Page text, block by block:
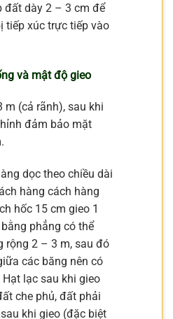
đất dày 2 – 3 cm để
tiếp xúc trực tiếp vào
và mật độ gieo
m (cả rãnh), sau khi
đảm bảo mặt
dọc theo chiều dài
hàng cách hàng
hốc 15 cm gieo 1
phẳng có thể
rộng 2 – 3 m, sau đó
các băng nên có
lạc sau khi gieo
che phủ, đất phải
khi gieo (đặc biệt